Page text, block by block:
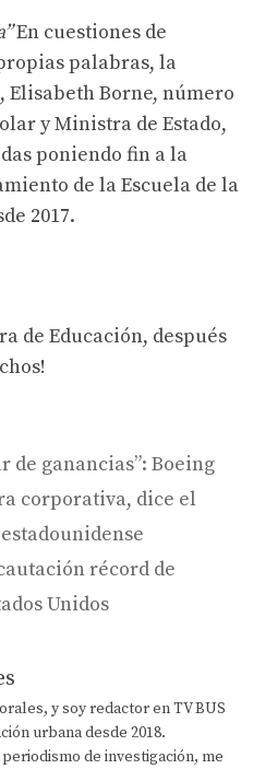
En cuestiones de
palabras, la
Elisabeth Borne, número
y Ministra de Estado,
poniendo fin a la
de la Escuela de la
2017.
de Educación, después
de ganancias”: Boeing
corporativa, dice el
récord de
Unidos
y soy redactor en TV BUS
urbana desde 2018.
de investigación, me